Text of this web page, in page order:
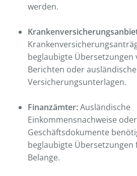
werden.
beglaubigte Übersetzungen
Berichten oder
Versicherungsunterlagen.
Finanzämter:Ausländische
Einkommensnachweise oder
Geschäftsdokumente
beglaubigte
Belange.